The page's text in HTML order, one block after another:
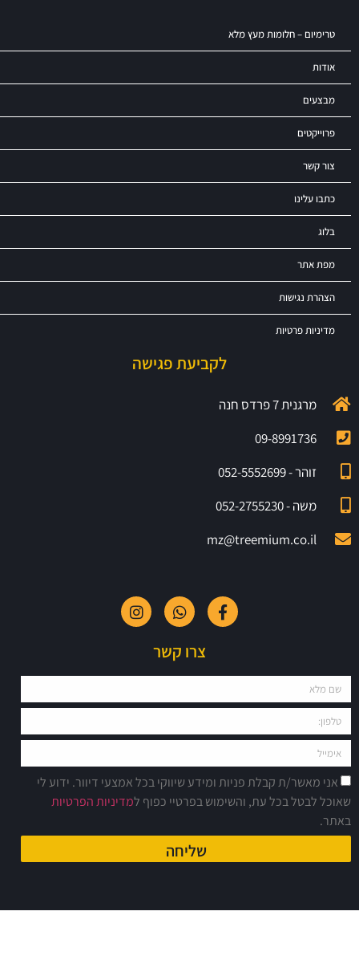
טרימיום – חלומות מעץ מלא
אודות
מבצעים
פרוייקטים
צור קשר
כתבו עלינו
בלוג
מפת אתר
הצהרת נגישות
מדיניות פרטיות
לקביעת פגישה
מרגנית 7 פרדס חנה
09-8991736
זוהר - 052-5552699
משה - 052-2755230
mz@treemium.co.il
צרו קשר
אני מאשר/ת קבלת פניות ומידע שיווקי בכל אמצעי דיוור. ידוע לי
לבטל בכל עת, והשימוש בפרטיי כפוף למדיניות הפרטיות
שליחה